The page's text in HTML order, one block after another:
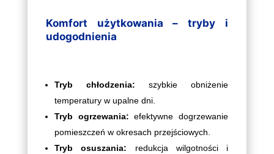
Komfort użytkowania – tryby i
udogodnienia
Tryb chłodzenia: szybkie obniżenie
temperatury w upalne dni.
Tryb ogrzewania: efektywne dogrzewanie
pomieszczeń w okresach przejściowych.
Tryb osuszania: redukcja wilgotności i